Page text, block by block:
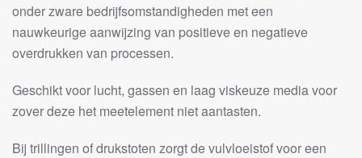
onder zware bedrijfsomstandigheden met een
nauwkeurige aanwijzing van positieve en negatieve
overdrukken van processen.
Geschikt voor lucht, gassen en laag viskeuze media voor
zover deze het meetelement niet aantasten.
Bij trillingen of drukstoten zorgt de vulvloeistof voor een